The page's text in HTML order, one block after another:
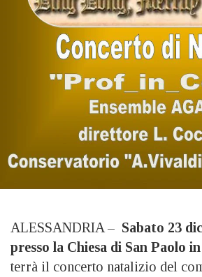
ALESSANDRIA – Sabato 23
presso la Chiesa di San Paolo
terrà il concerto natalizio del